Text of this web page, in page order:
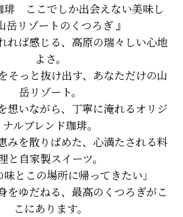
琲 ここでしか出会えない美味し
リゾートのくつろぎ 』
れば感じる、高原の瑞々しい心地
よさ。
そっと抜け出す、あなただけの山
岳リゾート。
想いながら、丁寧に淹れるオリジ
ナルブレンド珈琲。
みを散りばめた、心満たされる料
と自家製スイーツ。
味とこの場所に帰ってきたい」
をゆだねる、最高のくつろぎがこ
こにあります。